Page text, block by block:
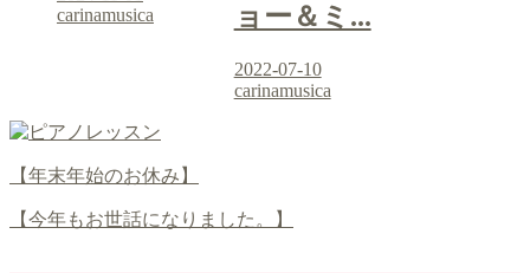
carinamusica
ョー＆ミ...
2022-07-10
carinamusica
【年末年始のお休み】
【今年もお世話になりました。】